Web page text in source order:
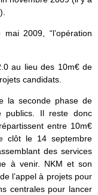
2009, “l’opération
au lieu des 10m€ de
candidats.
la seconde phase de
publics. Il reste donc
entre 10m€
clôt le 14 septembre
des services
à venir. NKM et son
l’appel à projets pour
centrales pour lancer